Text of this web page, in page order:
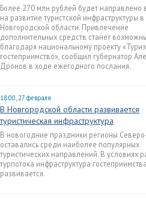
Более 270 млн рублей будет направлено
на развитие туристской инфраструктуры в
Новгородской области. Привлечение
дополнительных средств станет
благодаря национальному проекту
гостеприимство», сообщил губернатор
Дронов в ходе ежегодного послания.
18:00, 27 февраля
В Новгородской области развивается
туристическая инфраструктура
В новогодние праздники регионы
оставались среди наиболее популярных
туристических направлений. В условиях
турпотока инфраструктура
развивается.